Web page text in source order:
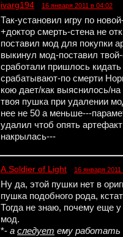
ivarg194 16 января 2011 в 04:02
Так-установил игру по
+доктор смерть-стена не
поставил мод для покупки
выкинул мод-поставил
сработали пришлось кидать
срабатывают-по смерти
кою дает/как выяснилось/
твоя пушка при удалении
нее не 50 а меньше---
удалил чтоб опять
накрылась---
A.Soldier of Light 16 января
Ну да, этой пушки нет в
пушка подобного рода,
Тогда не знаю, почему еще у
мод.
*- а следует ему работать